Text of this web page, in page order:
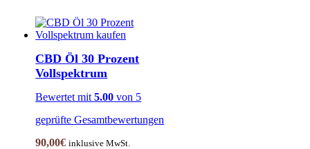
CBD Öl 30 Prozent
Vollspektrum
Bewertet mit5.00 von 5
geprüfte Gesamtbewertungen
90,00€ inklusive MwSt.